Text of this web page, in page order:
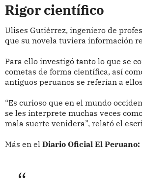
Rigor científico
Ulises Gutiérrez, ingeniero de
que su novela tuviera información
Para ello investigó tanto lo que se
cometas de forma científica, así
antiguos peruanos se referían a
“Es curioso que en el mundo
se les interprete muchas veces
mala suerte venidera”, relató el
Más en el Diario Oficial El Peruano: